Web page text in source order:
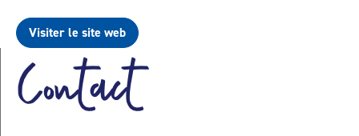
Visiter le site web
Contact